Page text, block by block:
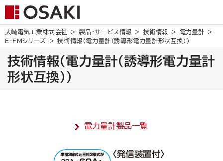
大崎電気工業株式会社 製品・サービス情報 技術情報
電力量計
E-FMシリーズ
技術情報（電力量計（誘導形電力量計形状互換））
技術情報（電力量計（誘導形電力量計
形状互換））
電力量計製品一覧